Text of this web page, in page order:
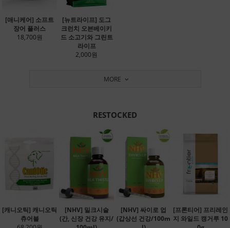
[애니케어] 소프트
장어 플러스
18,700원
[뉴트라이프] 도그
크런치 오븐베이키
드 소고기와 그린트
라이프
2,000원
MORE
RESTOCKED
[캐니오틱] 캐니오틱
츄어블
[NHV] 밀크시슬
(간, 신장 건강 유지/
[NHV] 싸이로 업
(갑상선 건강/100m
[프론티어] 프리레인
지 와일드 캥거루 10